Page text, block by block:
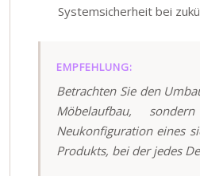
Systemsicherheit bei
EMPFEHLUNG:
Betrachten Sie den
Möbelaufbau,
Neukonfiguration eines
Produkts, bei der jedes